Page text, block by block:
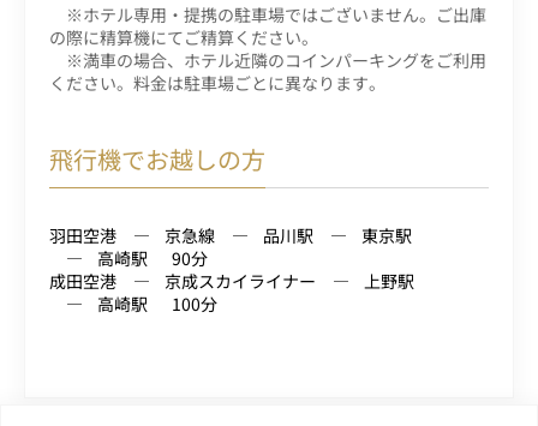
※ホテル専用・提携の駐車場ではございません。ご出庫
の際に精算機にてご精算ください。
※満車の場合、ホテル近隣のコインパーキングをご利用
ください。料金は駐車場ごとに異なります。
飛行機でお越しの方
羽田空港 京急線 品川駅
東京駅
高崎駅
90分
成田空港
京成スカイライナー
上野駅
高崎駅
100分